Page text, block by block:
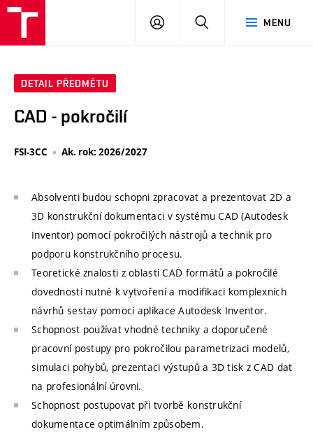
MENU
PŘIHLÁSIT
DETAIL PŘEDMĚTU
CAD - pokročilí
FSI-3CC Ak. rok: 2026/2027
Absolventi budou schopni zpracovat a prezentovat 2D a
3D konstrukční dokumentaci v systému CAD (Autodesk
Inventor) pomocí pokročilých nástrojů a technik pro
podporu konstrukčního procesu.
Teoretické znalosti z oblasti CAD formátů a pokročilé
dovednosti nutné k vytvoření a modifikaci komplexních
návrhů sestav pomocí aplikace Autodesk Inventor.
Schopnost používat vhodné techniky a doporučené
pracovní postupy pro pokročilou parametrizaci modelů,
simulaci pohybů, prezentaci výstupů a 3D tisk z CAD dat
na profesionální úrovni.
Schopnost postupovat při tvorbě konstrukční
dokumentace optimálním způsobem.